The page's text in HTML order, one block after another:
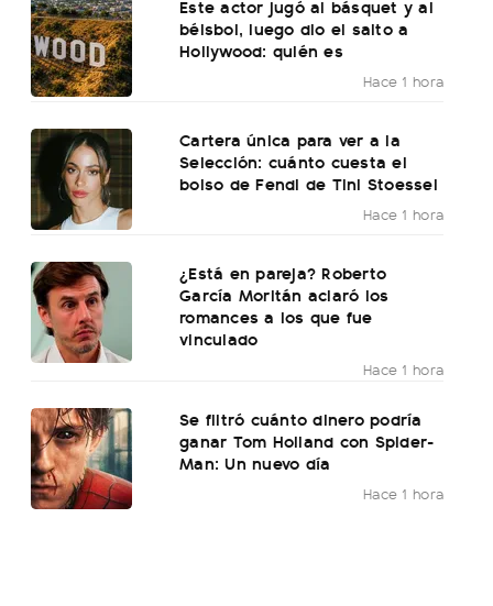
Este actor jugó al básquet y al
béisbol, luego dio el salto a
Hollywood: quién es
Hace 1 hora
Cartera única para ver a la
Selección: cuánto cuesta el
bolso de Fendi de Tini Stoessel
Hace 1 hora
¿Está en pareja? Roberto
García Moritán aclaró los
romances a los que fue
vinculado
Hace 1 hora
Se filtró cuánto dinero podría
ganar Tom Holland con Spider-
Man: Un nuevo día
Hace 1 hora